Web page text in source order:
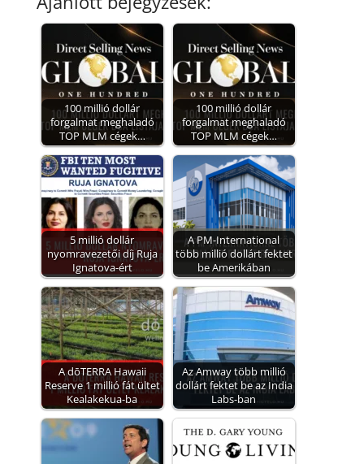
100 millió dollár
forgalmat meghaladó
TOP MLM cégek…
100 millió dollár
forgalmat meghaladó
TOP MLM cégek…
5 millió dollár
nyomravezetői díj Ruja
Ignatova-ért
A PM-International
több millió dollárt fektet
be Amerikában
A dōTERRA Hawaii
Reserve 1 millió fát ültet
Kealakekua-ba
Az Amway több millió
dollárt fektet be az India
Labs-ban